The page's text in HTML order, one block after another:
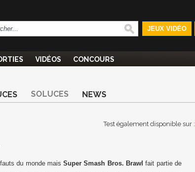
JEUX VIDÉO
VIDÉOS CONCOURS
SOLUCES NEWS
Test également disponible sur :
du monde maisSuper Smash Bros. Brawl fait partie de